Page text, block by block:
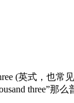
(英式，也常
three”